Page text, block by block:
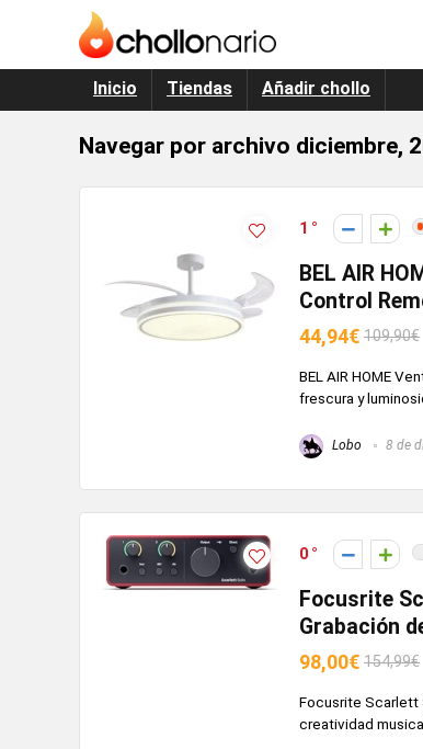
Inicio Tiendas Añadir chollo
Navegar por archivo diciembre,
1
BEL AIR
Control
44,94€ 109,90€
BEL AIR HOME
frescura y
Lobo 8 de
0
Focusrite
Grabación
98,00€ 154,99€
Focusrite Scarlett
creatividad